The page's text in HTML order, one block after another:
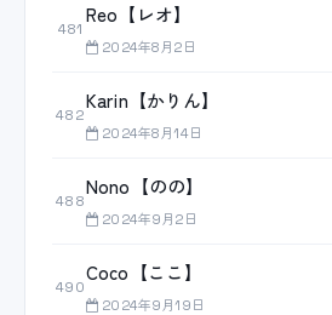
481
Reo【レオ】
2024年8月2日
482
Karin【かりん】
2024年8月14日
488
Nono【のの】
2024年9月2日
490
Coco【ここ】
2024年9月19日